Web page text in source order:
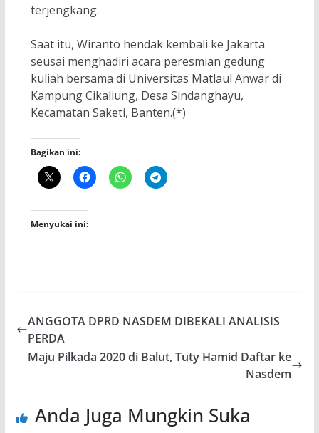
terjengkang.
Saat itu, Wiranto hendak kembali ke Jakarta
seusai menghadiri acara peresmian gedung
kuliah bersama di Universitas Matlaul Anwar di
Kampung Cikaliung, Desa Sindanghayu,
Kecamatan Saketi, Banten.(*)
Bagikan ini:
Menyukai ini:
ANGGOTA DPRD NASDEM DIBEKALI ANALISIS
PERDA
Maju Pilkada 2020 di Balut, Tuty Hamid Daftar ke
Nasdem
Anda Juga Mungkin Suka